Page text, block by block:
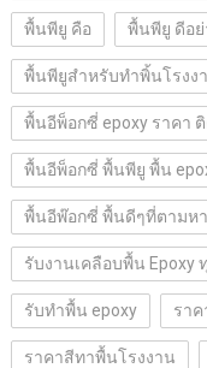
พื้นพียู คือ พื้นพียู ดีอย่
พื้นพียูสำหรับทำพิ้นโรงง
พื้นอีพ็อกซี่ epoxy ราคา
พื้นอีพ็อกซี่ พื้นพียู พื้น
พื้นอีพ๊อกซี่ พื้นดีๆที่ตามหา
รับงานเคลือบพื้น Epoxy
รับทำพื้น epoxy ราค
ราคาสีทาพื้นโรงงาน